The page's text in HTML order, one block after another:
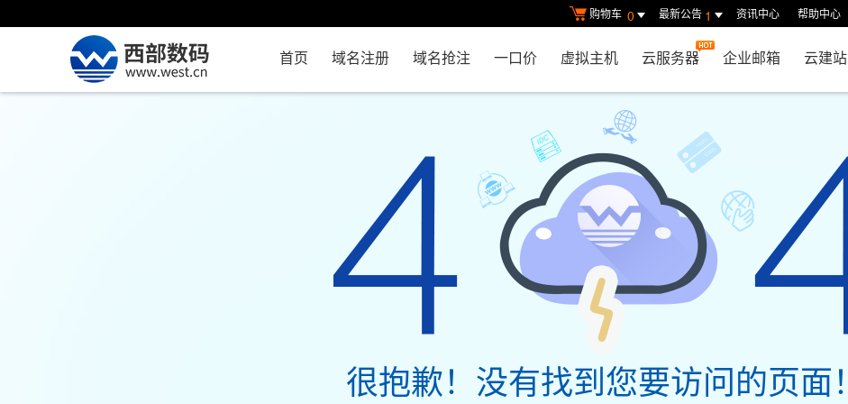
购物车 0 最新公告 1 资讯中心 帮助中心
首页 域名注册 域名抢注 一口价 虚拟主机 云服务器 企业邮箱 云建站
很抱歉！没有找到您要访问的页面！